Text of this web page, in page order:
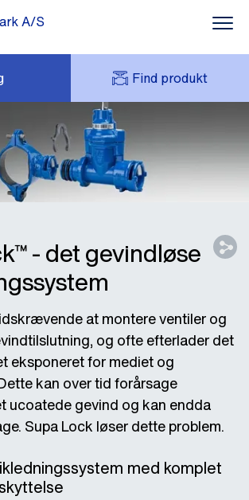
A/S
Find produkt
FORESPØRG
MIT AVK
AVK HOLDING (GROUP)
PRISLISTE
- det gevindløse
at montere ventiler og
og ofte efterlader det
eksponeret for mediet og
kan over tid forårsage
ucoatede gevind og kan endda
Supa Lock løser dette problem.
med komplet